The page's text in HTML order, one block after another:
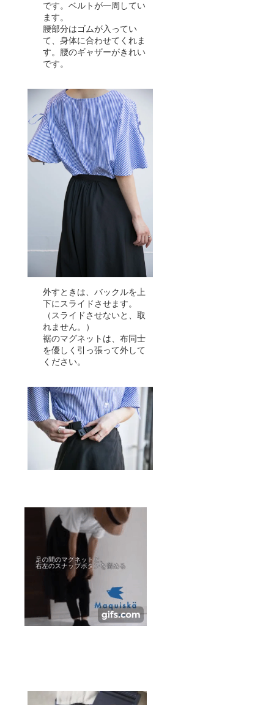
です。ベルトが一周してい
ます。
腰部分はゴムが入ってい
て、身体に合わせてくれま
す。腰のギャザーがきれい
です。
外すときは、バックルを上
下にスライドさせます。
（スライドさせないと、取
れません。）
裾のマグネットは、布同士
を優しく引っ張って外して
ください。